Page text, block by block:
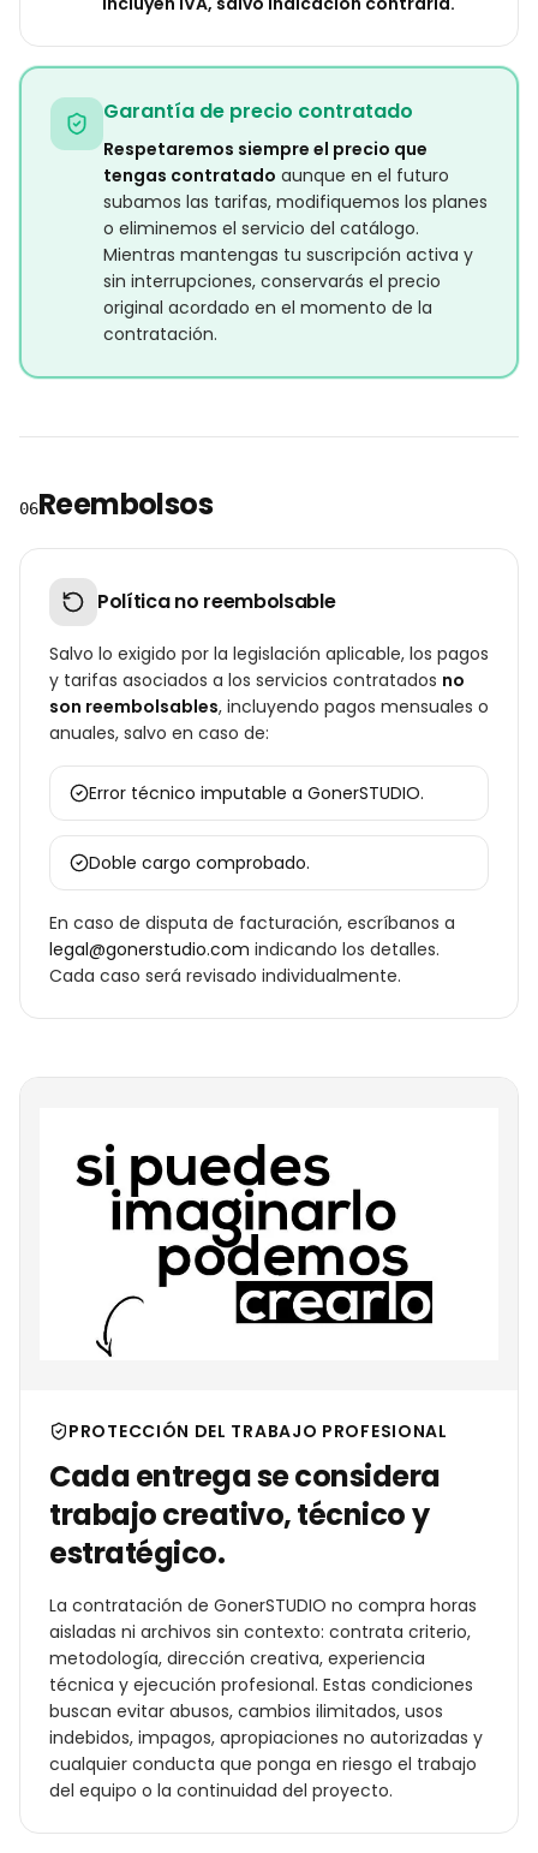
Garantía de precio contratado
Respetaremos siempre el precio que
tengas contratado aunque en el futuro
subamos las tarifas, modifiquemos los planes
o eliminemos el servicio del catálogo.
Mientras mantengas tu suscripción activa y
sin interrupciones, conservarás el precio
original acordado en el momento de la
contratación.
06Reembolsos
Política no reembolsable
Salvo lo exigido por la legislación aplicable, los pagos
y tarifas asociados a los servicios contratados no
son reembolsables, incluyendo pagos mensuales o
anuales, salvo en caso de:
Error técnico imputable a GonerSTUDIO.
Doble cargo comprobado.
En caso de disputa de facturación, escríbanos a
legal@gonerstudio.com indicando los detalles.
Cada caso será revisado individualmente.
PROTECCIÓN DEL TRABAJO PROFESIONAL
Cada entrega se considera
trabajo creativo, técnico y
estratégico.
La contratación de GonerSTUDIO no compra horas
aisladas ni archivos sin contexto: contrata criterio,
metodología, dirección creativa, experiencia
técnica y ejecución profesional. Estas condiciones
buscan evitar abusos, cambios ilimitados, usos
indebidos, impagos, apropiaciones no autorizadas y
cualquier conducta que ponga en riesgo el trabajo
del equipo o la continuidad del proyecto.